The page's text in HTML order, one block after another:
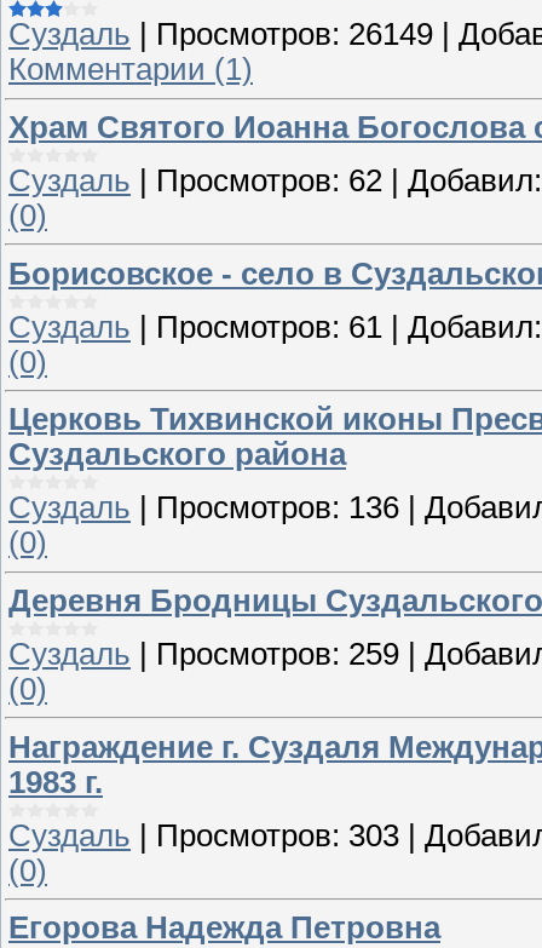
Суздаль
Просмотров: 26149
Комментарии (1)
Храм Святого Иоанна Богослова
Суздаль
Просмотров: 62
Добавил:
(0)
Борисовское - село в
Суздаль | Просмотров: 61 | Добавил:
(0)
Церковь Тихвинской иконы
Суздальского района
Суздаль
Просмотров: 136
(0)
Деревня Бродницы
Суздаль
Просмотров: 259
(0)
Награждение г. Суздаля
1983 г.
Суздаль | Просмотров: 303 |
(0)
Егорова Надежда Петровна